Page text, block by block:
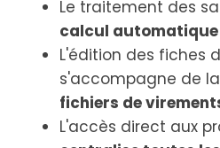
Le traitement des
calcul
L'édition des fiches
s'accompagne de la
fichiers de
L'accès direct aux